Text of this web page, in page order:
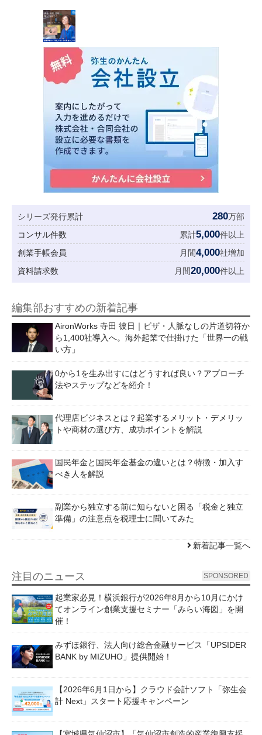
シリーズ発行累計 280万部
コンサル件数
累計5,000件以上
創業手帳会員
月間4,000社増加
資料請求数
月間20,000件以上
編集部おすすめの新着記事
AironWorks 寺田 彼日｜ビザ・人脈なしの片道切符か
ら1,400社導入へ。海外起業で仕掛けた「世界一の戦
い方」
0から1を生み出すにはどうすれば良い？アプローチ
法やステップなどを紹介！
代理店ビジネスとは？起業するメリット・デメリッ
トや商材の選び方、成功ポイントを解説
国民年金と国民年金基金の違いとは？特徴・加入す
べき人を解説
副業から独立する前に知らないと困る「税金と独立
準備」の注意点を税理士に聞いてみた
新着記事一覧へ
注目のニュース SPONSORED
起業家必見！横浜銀行が2026年8月から10月にかけ
てオンライン創業支援セミナー「みらい海図」を開
催！
みずほ銀行、法人向け総合金融サービス「UPSIDER
BANK by MIZUHO」提供開始！
【2026年6月1日から】クラウド会計ソフト「弥生会
計 Next」スタート応援キャンペーン